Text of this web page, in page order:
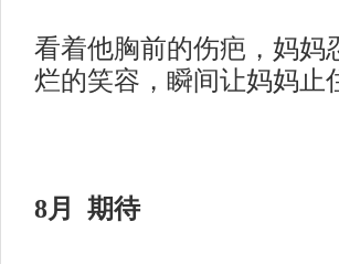
看着他胸前的伤疤，妈妈
烂的笑容，瞬间让妈妈止
8月 期待